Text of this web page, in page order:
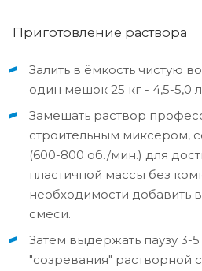
Приготовление раствора
Залить в ёмкость чистую
один мешок 25 кг - 4,5-5,0
Замешать раствор
строительным миксером,
(600-800 об./мин.) для
пластичной массы без
необходимости добавить
смеси.
Затем выдержать паузу 3-
"созревания" растворной